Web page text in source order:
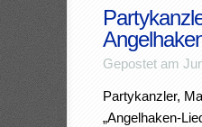
Gepostet am
Partykanzler,
„Angelhaken-